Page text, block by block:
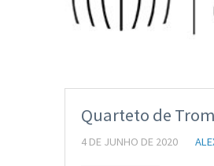
Quarteto de
4 DE JUNHO DE 2020